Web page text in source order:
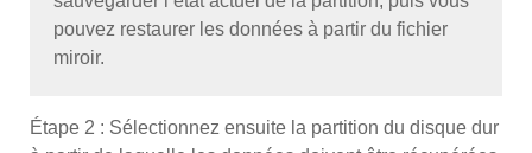
pouvez restaurer les données à partir du fichier
miroir.
Étape 2 : Sélectionnez ensuite la partition du disque dur